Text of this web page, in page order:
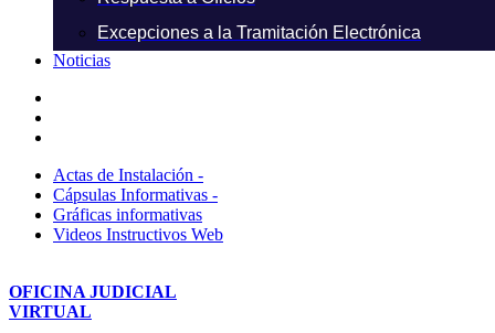
Excepciones a la Tramitación Electrónica
Noticias
Actas de Instalación -
Cápsulas Informativas -
Gráficas informativas
Videos Instructivos Web
OFICINA JUDICIAL
VIRTUAL